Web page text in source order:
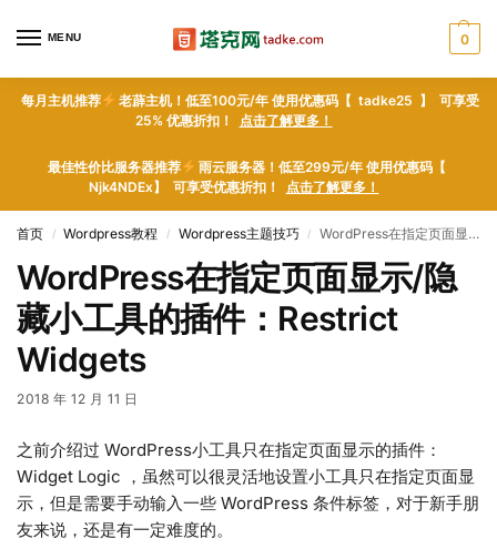
MENU 0
每月主机推荐
老薜主机！低至100元/年 使用优惠码【 tadke25 】 可享受
25% 优惠折扣！ 点击了解更多！
最佳性价比服务器推荐
雨云服务器！低至299元/年 使用优惠码【
Njk4NDEx】 可享受优惠折扣！ 点击了解更多！
首页 / Wordpress教程 / Wordpress主题技巧 / WordPress在指定页面显示/隐藏小工具的插件：Restrict Widgets
WordPress在指定页面显示/隐
藏小工具的插件：Restrict
Widgets
2018 年 12 月 11 日
之前介绍过 WordPress小工具只在指定页面显示的插件：
Widget Logic ，虽然可以很灵活地设置小工具只在指定页面显
示，但是需要手动输入一些 WordPress 条件标签，对于新手朋
友来说，还是有一定难度的。